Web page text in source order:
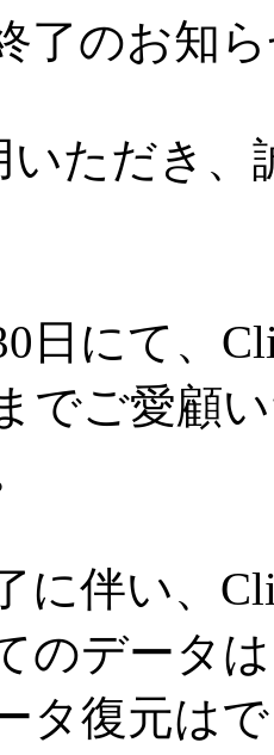
了のお知
いただき
日にて、
でご愛顧
に伴い、
のデータ
タ復元は